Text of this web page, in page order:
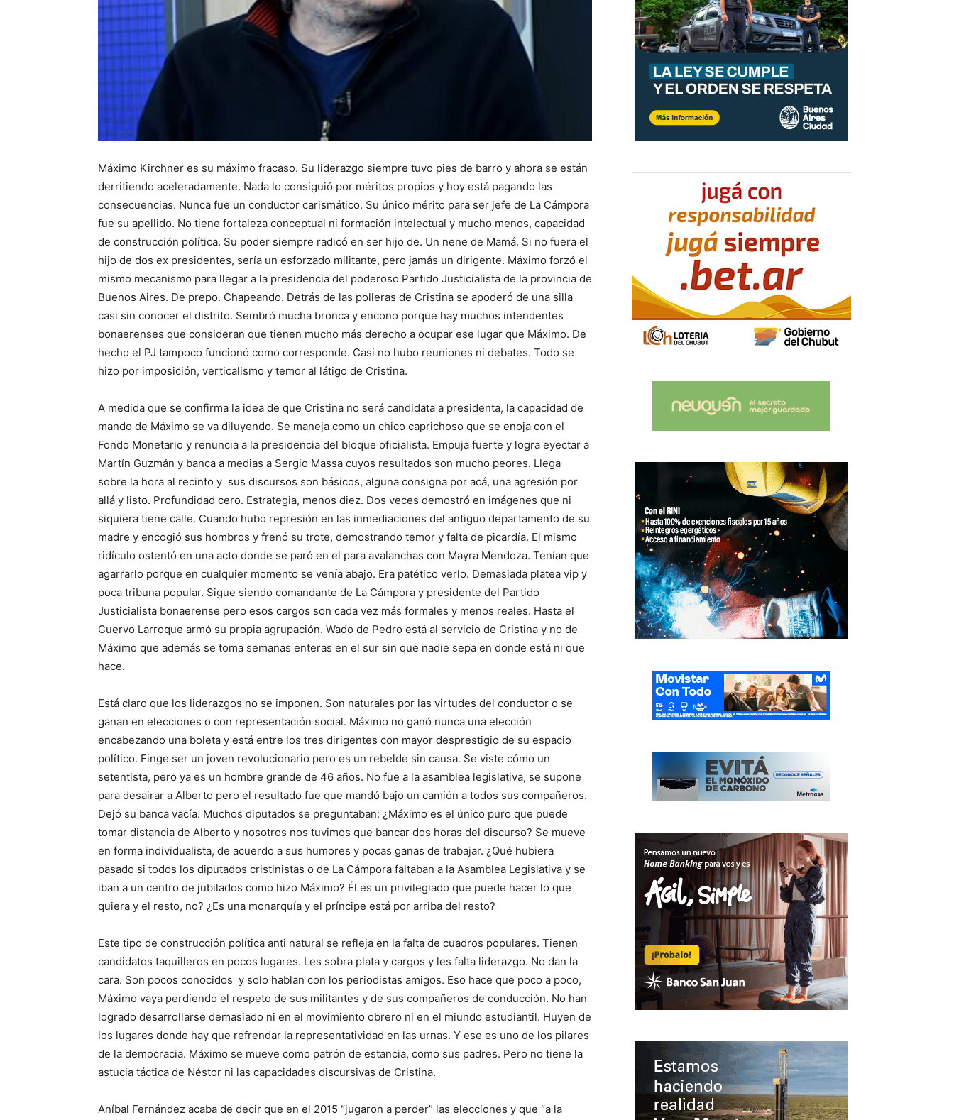
Máximo Kirchner es su máximo fracaso. Su liderazgo siempre tuvo pies de barro y ahora se están
derritiendo aceleradamente. Nada lo consiguió por méritos propios y hoy está pagando las
consecuencias. Nunca fue un conductor carismático. Su único mérito para ser jefe de La Cámpora
fue su apellido. No tiene fortaleza conceptual ni formación intelectual y mucho menos, capacidad
de construcción política. Su poder siempre radicó en ser hijo de. Un nene de Mamá. Si no fuera el
hijo de dos ex presidentes, sería un esforzado militante, pero jamás un dirigente. Máximo forzó el
mismo mecanismo para llegar a la presidencia del poderoso Partido Justicialista de la provincia de
Buenos Aires. De prepo. Chapeando. Detrás de las polleras de Cristina se apoderó de una silla
casi sin conocer el distrito. Sembró mucha bronca y encono porque hay muchos intendentes
bonaerenses que consideran que tienen mucho más derecho a ocupar ese lugar que Máximo. De
hecho el PJ tampoco funcionó como corresponde. Casi no hubo reuniones ni debates. Todo se
hizo por imposición, verticalismo y temor al látigo de Cristina.
A medida que se confirma la idea de que Cristina no será candidata a presidenta, la capacidad de
mando de Máximo se va diluyendo. Se maneja como un chico caprichoso que se enoja con el
Fondo Monetario y renuncia a la presidencia del bloque oficialista. Empuja fuerte y logra eyectar a
Martín Guzmán y banca a medias a Sergio Massa cuyos resultados son mucho peores. Llega
sobre la hora al recinto y sus discursos son básicos, alguna consigna por acá, una agresión por
allá y listo. Profundidad cero. Estrategia, menos diez. Dos veces demostró en imágenes que ni
siquiera tiene calle. Cuando hubo represión en las inmediaciones del antiguo departamento de su
madre y encogió sus hombros y frenó su trote, demostrando temor y falta de picardía. El mismo
ridículo ostentó en una acto donde se paró en el para avalanchas con Mayra Mendoza. Tenían que
agarrarlo porque en cualquier momento se venía abajo. Era patético verlo. Demasiada platea vip y
poca tribuna popular. Sigue siendo comandante de La Cámpora y presidente del Partido
Justicialista bonaerense pero esos cargos son cada vez más formales y menos reales. Hasta el
Cuervo Larroque armó su propia agrupación. Wado de Pedro está al servicio de Cristina y no de
Máximo que además se toma semanas enteras en el sur sin que nadie sepa en donde está ni que
hace.
Está claro que los liderazgos no se imponen. Son naturales por las virtudes del conductor o se
ganan en elecciones o con representación social. Máximo no ganó nunca una elección
encabezando una boleta y está entre los tres dirigentes con mayor desprestigio de su espacio
político. Finge ser un joven revolucionario pero es un rebelde sin causa. Se viste cómo un
setentista, pero ya es un hombre grande de 46 años. No fue a la asamblea legislativa, se supone
para desairar a Alberto pero el resultado fue que mandó bajo un camión a todos sus compañeros.
Dejó su banca vacía. Muchos diputados se preguntaban: ¿Máximo es el único puro que puede
tomar distancia de Alberto y nosotros nos tuvimos que bancar dos horas del discurso? Se mueve
en forma individualista, de acuerdo a sus humores y pocas ganas de trabajar. ¿Qué hubiera
pasado si todos los diputados cristinistas o de La Cámpora faltaban a la Asamblea Legislativa y se
iban a un centro de jubilados como hizo Máximo? Él es un privilegiado que puede hacer lo que
quiera y el resto, no? ¿Es una monarquía y el príncipe está por arriba del resto?
Este tipo de construcción política anti natural se refleja en la falta de cuadros populares. Tienen
candidatos taquilleros en pocos lugares. Les sobra plata y cargos y les falta liderazgo. No dan la
cara. Son pocos conocidos y solo hablan con los periodistas amigos. Eso hace que poco a poco,
Máximo vaya perdiendo el respeto de sus militantes y de sus compañeros de conducción. No han
logrado desarrollarse demasiado ni en el movimiento obrero ni en el miundo estudiantil. Huyen de
los lugares donde hay que refrendar la representatividad en las urnas. Y ese es uno de los pilares
de la democracia. Máximo se mueve como patrón de estancia, como sus padres. Pero no tiene la
astucia táctica de Néstor ni las capacidades discursivas de Cristina.
Aníbal Fernández acaba de decir que en el 2015 “jugaron a perder” las elecciones y que “a la